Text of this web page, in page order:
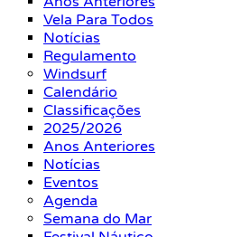
Vela Para Todos
Notícias
Regulamento
Windsurf
Calendário
Classificações
2025/2026
Anos Anteriores
Notícias
Eventos
Agenda
Semana do Mar